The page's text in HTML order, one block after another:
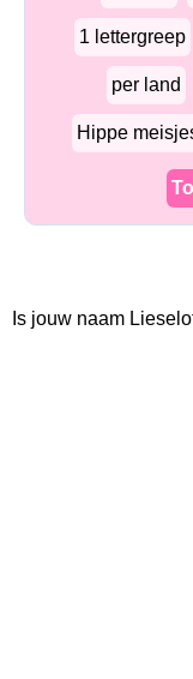
1 lettergreep
per land
Hippe
Is jouw naam